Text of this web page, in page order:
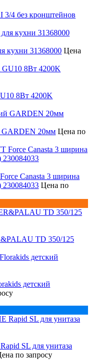
3/4 без кронштейнов
кухни 31368000 Цена
8Вт 4200K
20мм Цена по
Canasta 3 ширина
Цена по
TD 350/125
детский
SL для унитаза
по запросу